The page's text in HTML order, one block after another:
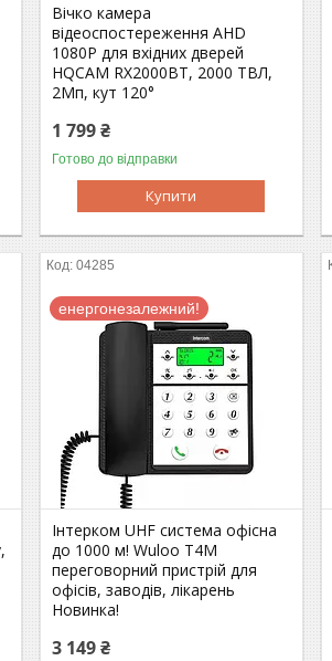
Вічко камера
відеоспостереження AHD
1080P для вхідних дверей
HQCAM RX2000BT, 2000 ТВЛ,
2Мп, кут 120°
1 799 ₴
Готово до відправки
Купити
04285
енергонезалежний!
Інтерком UHF система офісна
до 1000 м! Wuloo T4M
переговорний пристрій для
офісів, заводів, лікарень
Новинка!
3 149 ₴